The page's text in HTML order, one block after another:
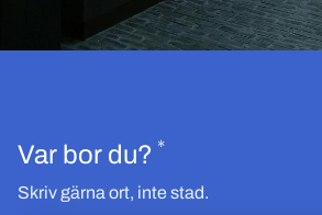
Var bor du? *Obligatoriskt
Skriv gärna ort, inte stad.